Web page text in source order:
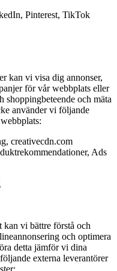
Pinterest, TikTok
kan vi visa dig annonser,
för vår webbplats eller
shoppingbeteende och mäta
använder vi följande
creativecdn.com
Ads
kan vi bättre förstå och
och optimera
detta jämför vi dina
externa leverantörer